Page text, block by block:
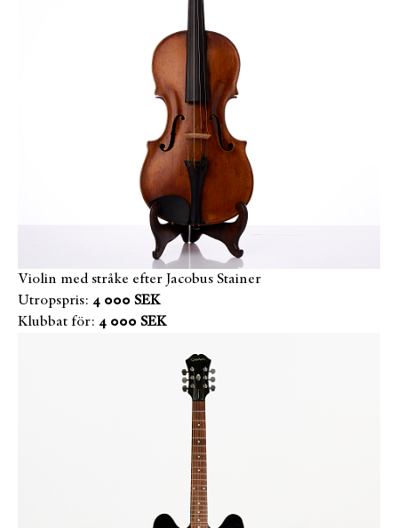
Violin med stråke efter Jacobus Stainer
Utropspris: 4 000 SEK
Klubbat för: 4 000 SEK